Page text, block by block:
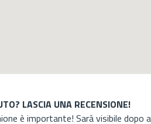
LASCIA UNA RECENSIONE!
è importante! Sarà visibile dopo